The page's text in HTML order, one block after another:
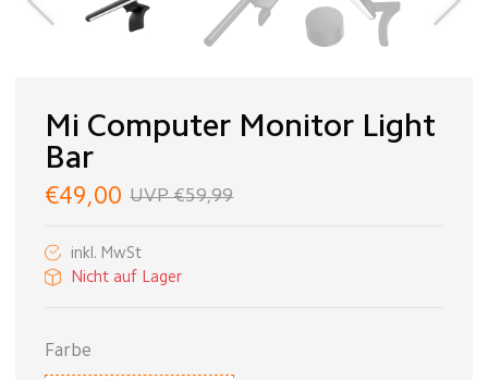
Mi Computer Monitor Light
Bar
€49,00 UVP €59,99
inkl. MwSt
Nicht auf Lager
Farbe